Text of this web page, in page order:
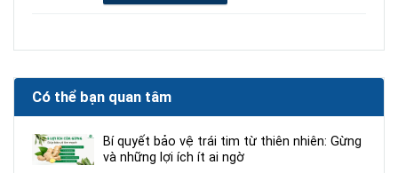
Có thể bạn quan tâm
Bí quyết bảo vệ trái tim từ thiên nhiên: Gừng
và những lợi ích ít ai ngờ